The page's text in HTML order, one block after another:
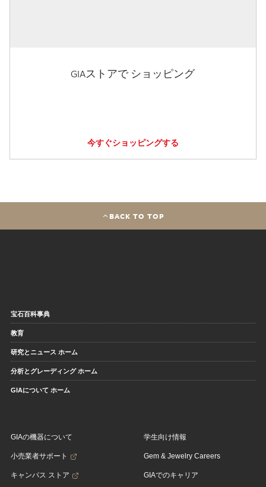
GIAストアで ショッピング
今すぐショッピングする
BACK TO TOP
宝石百科事典
教育
研究とニュース ホーム
分析とグレーディング ホーム
GIAについて ホーム
GIAの機器について
小売業者サポート
キャンパス ストア
学生向け情報
Gem & Jewelry Careers
GIAでのキャリア